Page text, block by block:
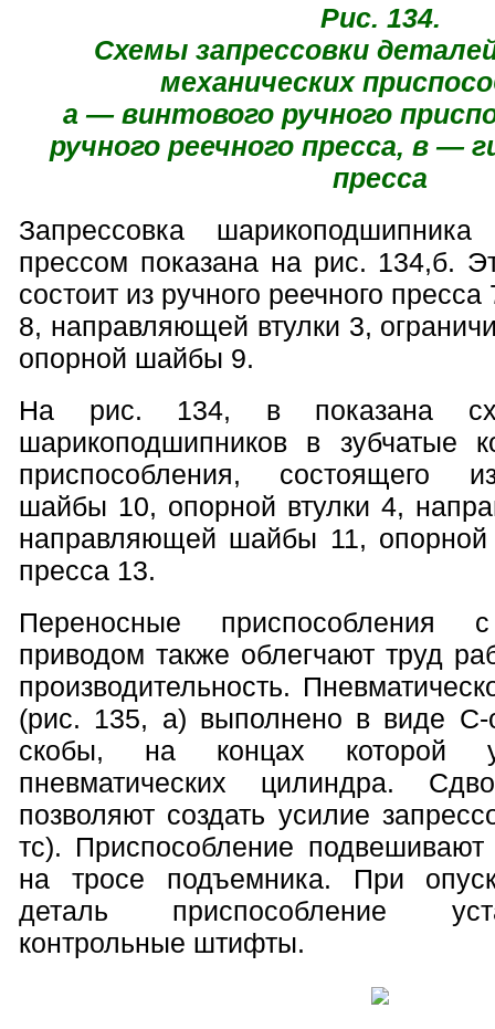
Рис. 134.
Схемы запрессовки
механических
а — винтового ручного
ручного реечного пресса, в —
пресса
Запрессовка
прессом показана на рис. 134,б.
состоит из ручного реечного
8, направляющей втулки 3,
опорной шайбы 9.
На рис. 134, в показана
шарикоподшипников в зубчатые
приспособления, состоящего
шайбы 10, опорной втулки 4,
направляющей шайбы 11,
пресса 13.
Переносные приспособления
приводом также облегчают труд
производительность.
(рис. 135, а) выполнено в виде С-
скобы, на концах которой
пневматических цилиндра.
позволяют создать усилие
тс). Приспособление
на тросе подъемника. При
деталь приспособление
контрольные штифты.